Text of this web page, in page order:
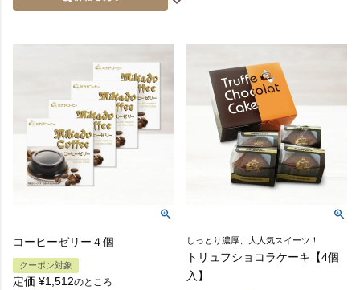
コーヒーゼリー４個
クーポン対象
定価 ¥1,512のところ
しっとり濃厚、大人気スイーツ！
トリュフショコラケーキ【4個
入】